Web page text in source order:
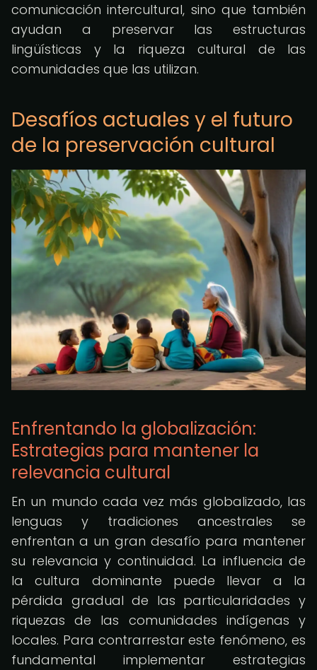
comunicación intercultural, sino que también
ayudan a preservar las estructuras
lingüísticas y la riqueza cultural de las
comunidades que las utilizan.
Desafíos actuales y el futuro
de la preservación cultural
Enfrentando la globalización:
Estrategias para mantener la
relevancia cultural
En un mundo cada vez más globalizado, las
lenguas y tradiciones ancestrales se
enfrentan a un gran desafío para mantener
su relevancia y continuidad. La influencia de
la cultura dominante puede llevar a la
pérdida gradual de las particularidades y
riquezas de las comunidades indígenas y
locales. Para contrarrestar este fenómeno, es
fundamental implementar estrategias